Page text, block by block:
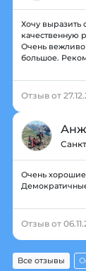
Хочу выразить
качественную
Очень вежливо
большое.
Отзыв от
Очень хорошие
Отзыв от
Все отзывы